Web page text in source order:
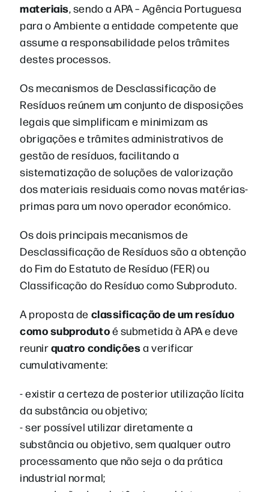
materiais, sendo a APA – Agência Portuguesa
para o Ambiente a entidade competente que
assume a responsabilidade pelos trâmites
destes processos.
Os mecanismos de Desclassificação de
Resíduos reúnem um conjunto de disposições
legais que simplificam e minimizam as
obrigações e trâmites administrativos de
gestão de resíduos, facilitando a
sistematização de soluções de valorização
dos materiais residuais como novas matérias-
primas para um novo operador económico.
Os dois principais mecanismos de
Desclassificação de Resíduos são a obtenção
do Fim do Estatuto de Resíduo (FER) ou
Classificação do Resíduo como Subproduto.
A proposta de classificação de um resíduo
como subprodutoé submetida à APA e deve
reunirquatro condiçõesa verificar
cumulativamente:
- existir a certeza de posterior utilização lícita
da substância ou objetivo;
- ser possível utilizar diretamente a
substância ou objetivo, sem qualquer outro
processamento que não seja o da prática
industrial normal;